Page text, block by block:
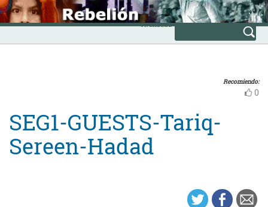
Skip
to
content
INICIO
Avanzada
Recomiendo:
0
SEG1-GUESTS-Tariq-
Sereen-Hadad